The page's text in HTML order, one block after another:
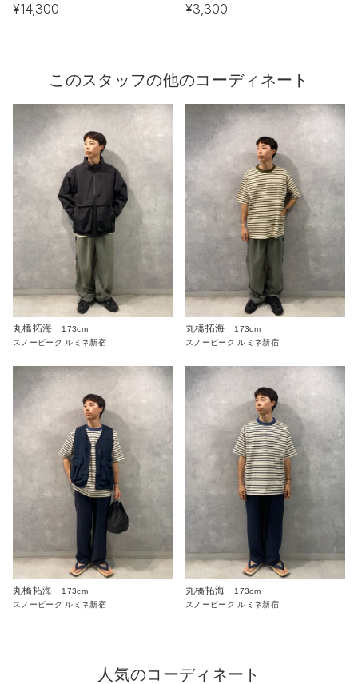
¥14,300 ¥3,300
このスタッフの他のコーディネート
丸橋拓海
173cm
スノーピーク ルミネ新宿
丸橋拓海
173cm
スノーピーク ルミネ新宿
丸橋拓海
173cm
スノーピーク ルミネ新宿
丸橋拓海
173cm
スノーピーク ルミネ新宿
人気のコーディネート